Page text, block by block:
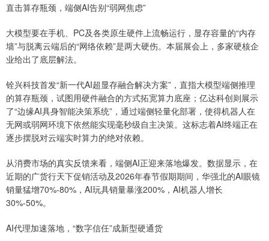
直击算存瓶颈，端侧AI告别“弱网焦虑”
大模型要在手机、PC及各类原生硬件上流畅运行，显存容量的“内存
墙”与脱离云端后的“网络依赖”是两大硬伤。本届展会上，多家硬核企
业给出了底层解法。
铨兴科技首发“新一代AI超显存融合解决方案”，直指大模型端侧推理
的算存瓶颈，试图用硬件融合的方式拓宽算力底座；亿达科创则展示
了“边缘AI具身智能决策系统”，通过端侧轻量化部署，使得机器人在
无网或弱网环境下依然能实现毫秒级自主决策。这标志着AI终端正在
逐步摆脱对云端实时算力的绝对依赖。
从消费市场的真实反馈来看，端侧AI正迎来落地爆发。数据显示，在
近期的广货行天下促销活动及2026年春节假期期间，华强北的AI眼镜
销量猛增70%-80%，AI玩具销量暴涨200%，AI机器人增长
30%-50%。
AI代理加速落地，“数字信任”成新型硬通货